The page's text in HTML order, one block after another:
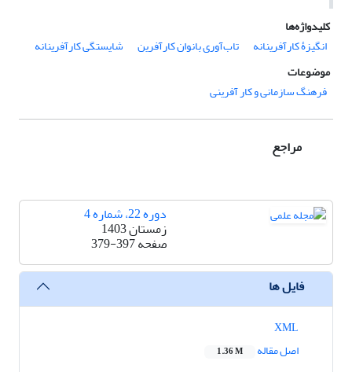
کلیدواژه‌ها
انگیزۀ کارآفرینانه
تاب‌آوری بانوان کارآفرین
شایستگی‌ کارآفرینانه
موضوعات
فرهنگ سازمانی و کار آفرینی
مراجع
دوره 22، شماره 4
زمستان 1403
صفحه379-397
فایل ها
اصل مقاله
1.36 M